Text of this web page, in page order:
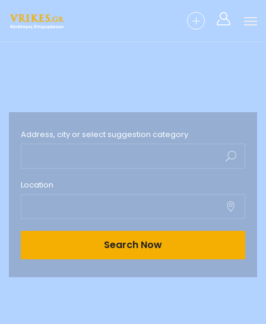
Address, city or select suggestion category
Location